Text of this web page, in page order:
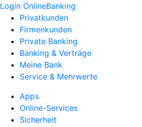
Login OnlineBanking
Privatkunden
Firmenkunden
Private Banking
Banking & Verträge
Meine Bank
Service & Mehrwerte
Apps
Online-Services
Sicherheit